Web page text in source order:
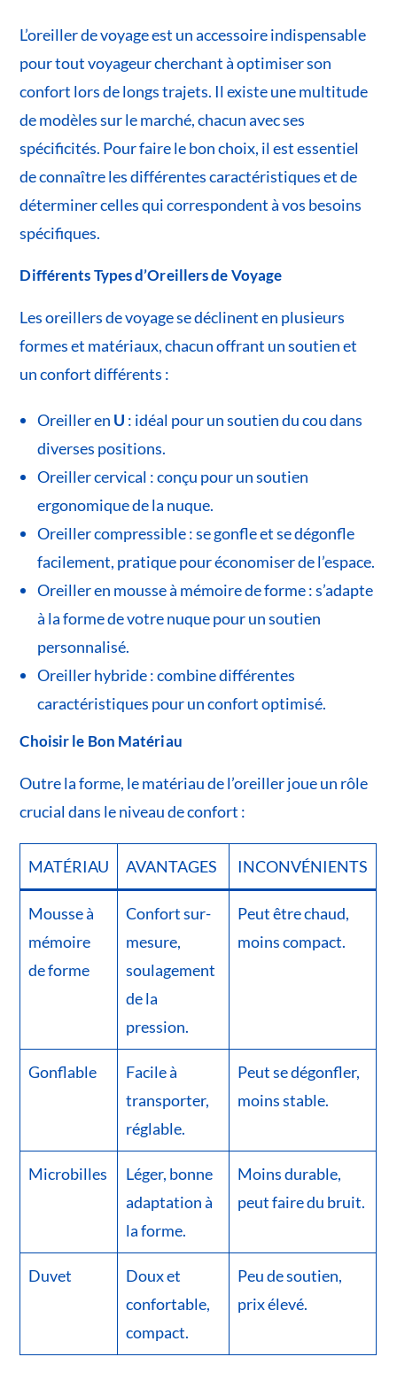
L’oreiller de voyage est un accessoire indispensable
pour tout voyageur cherchant à optimiser son
confort lors de longs trajets. Il existe une multitude
de modèles sur le marché, chacun avec ses
spécificités. Pour faire le bon choix, il est essentiel
de connaître les différentes caractéristiques et de
déterminer celles qui correspondent à vos besoins
spécifiques.
Différents Types d’Oreillers de Voyage
Les oreillers de voyage se déclinent en plusieurs
formes et matériaux, chacun offrant un soutien et
un confort différents :
Oreiller en U : idéal pour un soutien du cou dans
diverses positions.
Oreiller cervical : conçu pour un soutien
ergonomique de la nuque.
Oreiller compressible : se gonfle et se dégonfle
facilement, pratique pour économiser de l’espace.
Oreiller en mousse à mémoire de forme : s’adapte
à la forme de votre nuque pour un soutien
personnalisé.
Oreiller hybride : combine différentes
caractéristiques pour un confort optimisé.
Choisir le Bon Matériau
Outre la forme, le matériau de l’oreiller joue un rôle
crucial dans le niveau de confort :
MATÉRIAU AVANTAGES INCONVÉNIENTS
Mousse à
mémoire
de forme
Confort sur-
mesure,
soulagement
de la
pression.
Peut être chaud,
moins compact.
Gonflable
Facile à
transporter,
réglable.
Peut se dégonfler,
moins stable.
Microbilles
Léger, bonne
adaptation à
la forme.
Moins durable,
peut faire du bruit.
Duvet
Doux et
confortable,
compact.
Peu de soutien,
prix élevé.